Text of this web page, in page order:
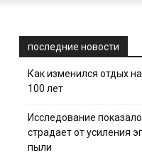
последние новости
Как изменился отдых
100 лет
Исследование
страдает от усиления
пыли